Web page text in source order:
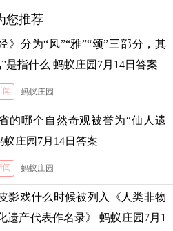
您推荐
》分为“风”“雅”“颂”三部分，其
是指什么 蚂蚁庄园7月14日答案
闻 蚂蚁庄园
的哪个自然奇观被誉为“仙人遗
蚁庄园7月14日答案
闻 蚂蚁庄园
影戏什么时候被列入《人类非物
遗产代表作名录》 蚂蚁庄园7月1